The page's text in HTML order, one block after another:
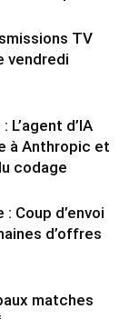
TV
vendredi
L’agent d’IA
à Anthropic et
codage
Coup d’envoi
d’offres
matches